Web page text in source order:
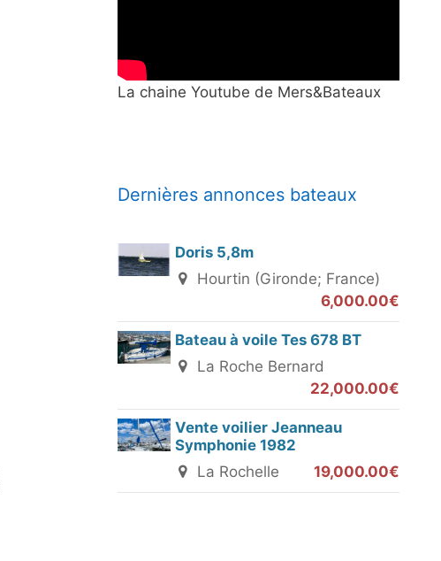
La chaine Youtube de Mers&Bateaux
Dernières annonces bateaux
Doris 5,8m
Hourtin (Gironde; France)
6,000.00€
Bateau à voile Tes 678 BT
La Roche Bernard
22,000.00€
Vente voilier Jeanneau
Symphonie 1982
La Rochelle
19,000.00€